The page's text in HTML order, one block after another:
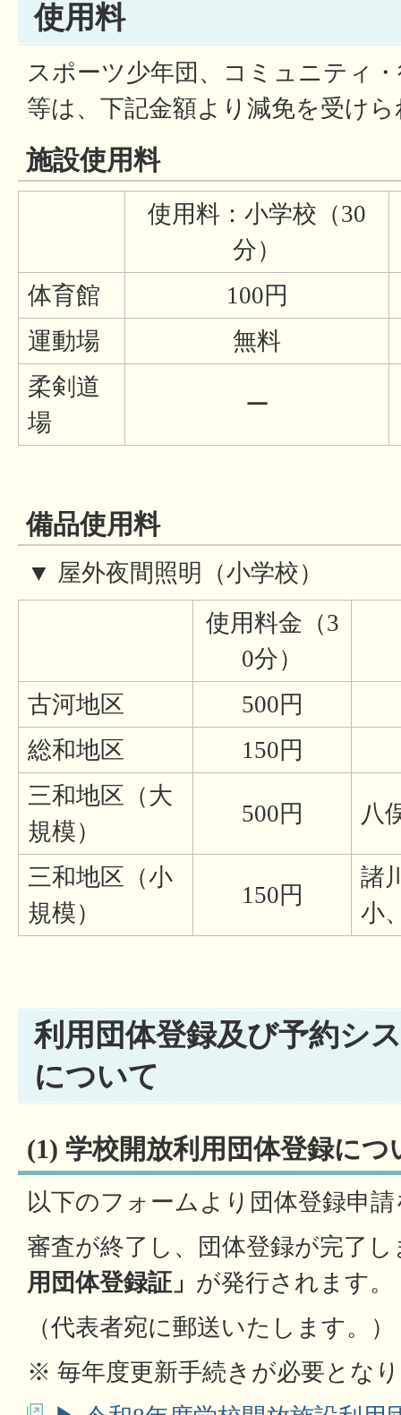
使用料
スポーツ少年団、コミュニティ
等は、下記金額より減免を受け
施設使用料
使用料：小学校（30
分）
体育館
100円
運動場
無料
柔剣道
場
ー
備品使用料
▼ 屋外夜間照明（小学校）
使用料金（3
0分）
古河地区
500円
総和地区
150円
三和地区（大
規模）
500円 八
三和地区（小
規模）
150円
諸
小
利用団体登録及び予約シ
について
(1) 学校開放利用団体登録に
以下のフォームより団体登録申
審査が終了し、団体登録が完了
用団体登録証」 が発行されます。
（代表者宛に郵送いたします。）
※ 毎年度更新手続きが必要とな